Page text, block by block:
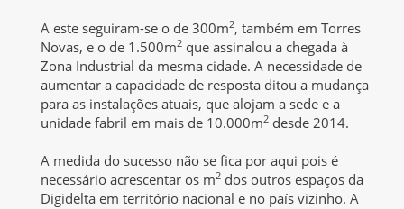
A este seguiram-se o de 300m2, também em Torres
Novas, e o de 1.500m2 que assinalou a chegada à
Zona Industrial da mesma cidade. A necessidade de
aumentar a capacidade de resposta ditou a mudança
para as instalações atuais, que alojam a sede e a
unidade fabril em mais de 10.000m2 desde 2014.
A medida do sucesso não se fica por aqui pois é
necessário acrescentar os m2 dos outros espaços da
Digidelta em território nacional e no país vizinho. A